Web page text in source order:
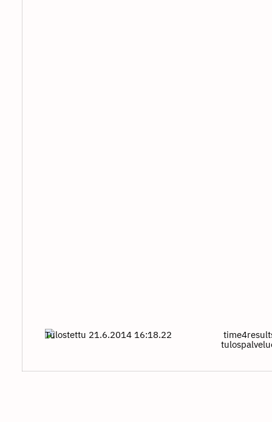
Tulostettu 21.6.2014 16:18.22